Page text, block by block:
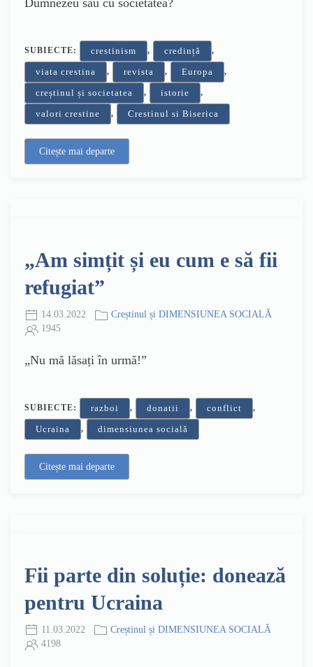
Dumnezeu sau cu societatea?
SUBIECTE: crestinism , credință ,
viata crestina , revista , Europa ,
creștinul și societatea , istorie ,
valori crestine , Crestinul si Biserica
Citește mai departe
„Am simțit și eu cum e să fii
refugiat”
14.03.2022
Creștinul și DIMENSIUNEA SOCIALĂ
1945
„Nu mă lăsați în urmă!”
SUBIECTE: razboi , donatii , conflict ,
Ucraina , dimensiunea socială
Citește mai departe
Fii parte din soluție: donează
pentru Ucraina
11.03.2022
Creștinul și DIMENSIUNEA SOCIALĂ
4198